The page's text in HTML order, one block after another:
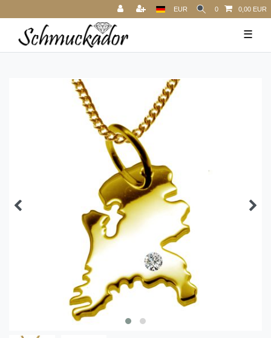
EUR 0 0,00 EUR
☰